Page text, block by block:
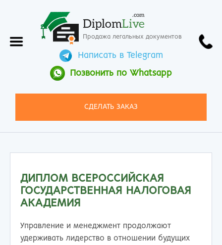
DiplomLive
.com
Продажа легальных документов
Написать в Telegram
Позвонить по Whatsapp
СДЕЛАТЬ ЗАКАЗ
ДИПЛОМ ВСЕРОССИЙСКАЯ
ГОСУДАРСТВЕННАЯ НАЛОГОВАЯ
АКАДЕМИЯ
Управление и менеджмент продолжают
удерживать лидерство в отношении будущих